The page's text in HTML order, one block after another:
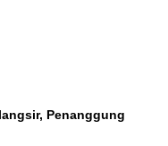
Penanggung